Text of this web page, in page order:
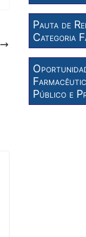
Pauta de
Categoria
Público e